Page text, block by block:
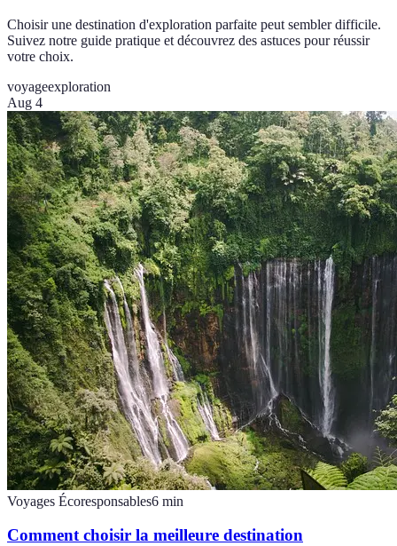
Choisir une destination d'exploration parfaite peut sembler difficile.
Suivez notre guide pratique et découvrez des astuces pour réussir
votre choix.
voyageexploration
Aug 4
Voyages Écoresponsables6 min
Comment choisir la meilleure destination